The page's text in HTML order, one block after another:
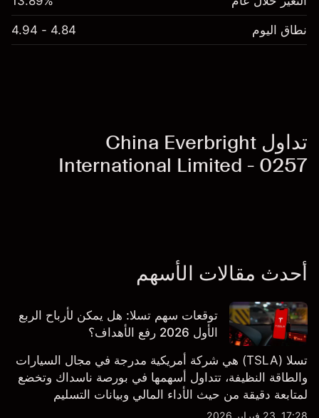
نطاق اليوم 4.84 - 4.94
تداول China Everbright
International Limited - 0257
أحدث مقالات الأسهم
توقعات سهم تسلا: هل يمكن لأرباح الربع
الأول 2026 رفع الأهداف؟
تسلا (TSLA) هي شركة أمريكية مدرجة في مجال السيارات
والطاقة النظيفة، تتداول أسهمها في بورصة ناسداك وتخضع
لمتابعة دقيقة من حيث الأداء المالي وبيانات التسليم
والتطورات في التكنولوجيا والتصنيع. استكشف أهداف أسعار
17:28, 23 فبراير 2026